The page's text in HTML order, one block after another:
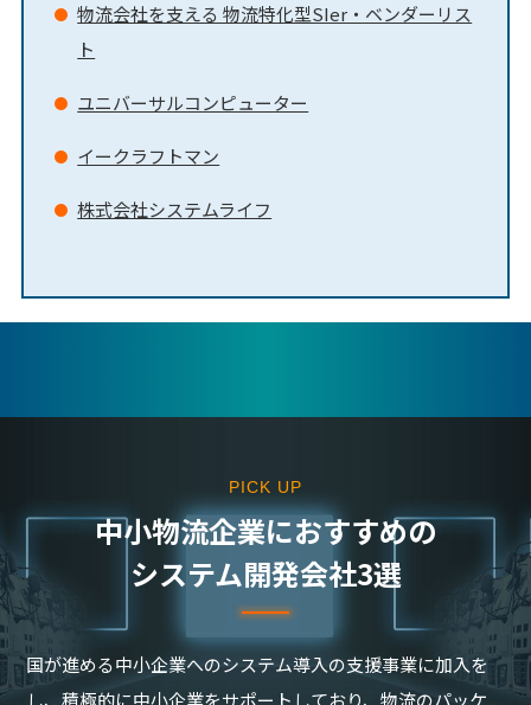
物流会社を支える 物流特化型SIer・ベンダーリス
ト
ユニバーサルコンピューター
イークラフトマン
株式会社システムライフ
PICK UP
中⼩物流企業におすすめの
システム開発会社3選
国が進める中小企業へのシステム導入の支援事業に加入を
し、積極的に中小企業をサポートしており、物流のパッケ